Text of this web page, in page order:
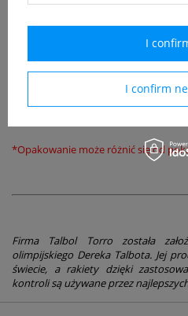
Nylonowe lotki do badmintona z
Kolor żółty
*Opakowanie może różnić się od
Firma Talbol Torro została
olimpijskiego Dereka Talbota. Jej
świecie, a rakiety dzięki
kontroli są używane przez
I confirm
I